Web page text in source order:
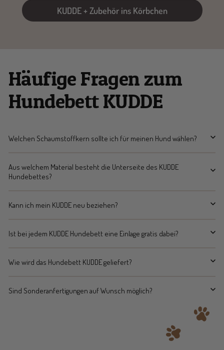
KUDDE + Zubehör ins Körbchen
Häufige Fragen zum
Hundebett KUDDE
Welchen Schaumstoffkern sollte ich für meinen Hund wählen?
Aus welchem Material besteht die Unterseite des KUDDE
Hundebettes?
Kann ich mein KUDDE neu beziehen?
Ist bei jedem KUDDE Hundebett eine Einlage gratis dabei?
Wie wird das Hundebett KUDDE geliefert?
Sind Sonderanfertigungen auf Wunsch möglich?